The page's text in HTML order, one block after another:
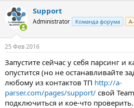
Support
Administrator Команда форума
25 Фев 2016
Запустите сейчас у себя парсинг и
опустится (но не останавливайте
любому из контактов ТП http://a-
parser.com/pages/support/ свой
подключиться и кое-что проверить.